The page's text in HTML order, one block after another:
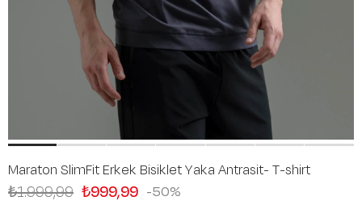
Maraton SlimFit Erkek Bisiklet Yaka Antrasit- T-shirt
50
₺1.999,99 ₺999,99